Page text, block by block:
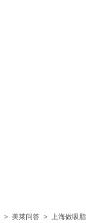
> 美莱问答 > 上海做吸